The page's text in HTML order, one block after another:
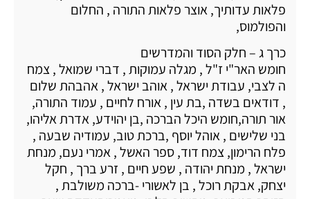
פלאות עדותיך, אוצר פלאות התורה , החלום
והפולמוס,
כרך ג – חלק הסוד והמדרשים
חומש האר"י ז"ל , מגלה עמוקות , דברי שמואל , צמח
ה לצבי, עבודת ישראל , אוהב ישראל , אהבהת שלום
, דודאים בשדה ,בת עין , אורח לחיים , עמוד התורה,
אור תורה,חומש היכל הברכה ,בן יהוידע, אדרת אליהו,
בני שלישים , אוהל יוסף ,ברכת טוב, עמודיה שבעה ,
פלח הרימון, צמח דוד, ספר האשל , אמרי נעם, מנחת
ישראל , מנחת יהודה , שפע חיים , זרע ברך , חקל
יצחק, אבקת רוכל , בן לאשורי -ברכה משולבת ,